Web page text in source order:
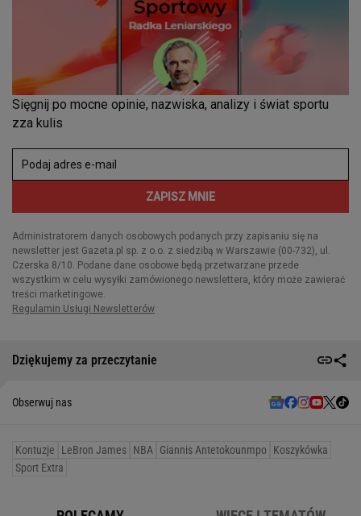
Dziękujemy za przeczytanie
Obserwuj nas
Kontuzje LeBron James NBA Giannis Antetokounmpo Koszykówka
Sport Extra